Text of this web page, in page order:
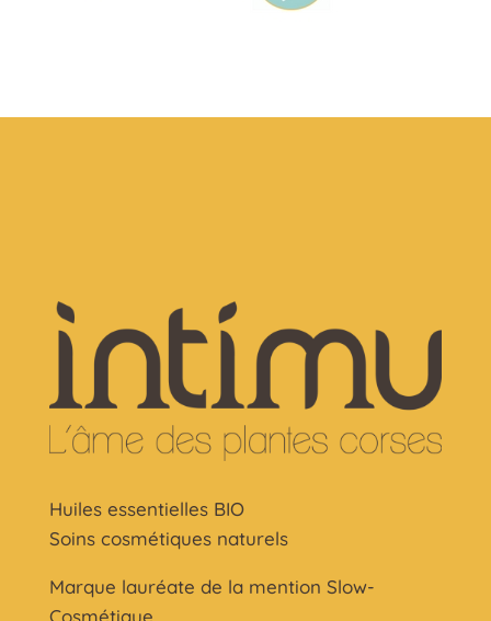
Huiles essentielles BIO
Soins cosmétiques naturels
Marque lauréate de la mention Slow-
Cosmétique